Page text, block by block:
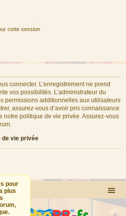
cette session
connecter. L’enregistrement ne prend
vos possibilités. L’administrateur du
permissions additionnelles aux utilisateurs
assurez-vous d’avoir pris connaissance
notre politique de vie privée. Assurez-vous
de vie privée
pour
plus